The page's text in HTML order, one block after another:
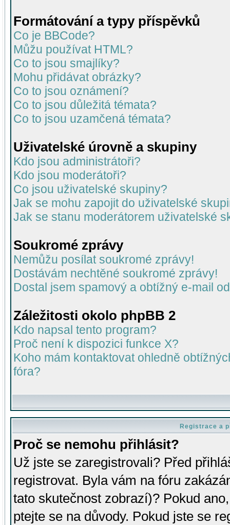
Formátování a typy příspěvků
Co je BBCode?
Můžu používat HTML?
Co to jsou smajlíky?
Mohu přidávat obrázky?
Co to jsou oznámení?
Co to jsou důležitá témata?
Co to jsou uzamčená témata?
Uživatelské úrovně a skupiny
Kdo jsou administrátoři?
Kdo jsou moderátoři?
Co jsou uživatelské skupiny?
Jak se mohu zapojit do uživatelské
Jak se stanu moderátorem uživatelské
Soukromé zprávy
Nemůžu posílat soukromé zprávy!
Dostávám nechtěné soukromé zprávy!
Dostal jsem spamový a obtížný e-mail
Záležitosti okolo phpBB 2
Kdo napsal tento program?
Proč není k dispozici funkce X?
Koho mám kontaktovat ohledně
fóra?
Registrace a
Proč se nemohu přihlásit?
Už jste se zaregistrovali? Před
registrovat. Byla vám na fóru
tato skutečnost zobrazí)? Pokud
ptejte se na důvody. Pokud jste se